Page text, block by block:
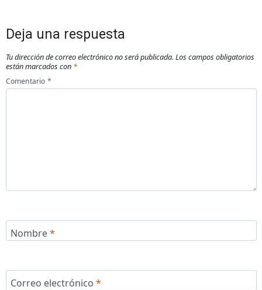
Deja una respuesta
Tu dirección de correo electrónico no será publicada. Los campos obligatorios
están marcados con *
Comentario *
Nombre*
Correo electrónico *